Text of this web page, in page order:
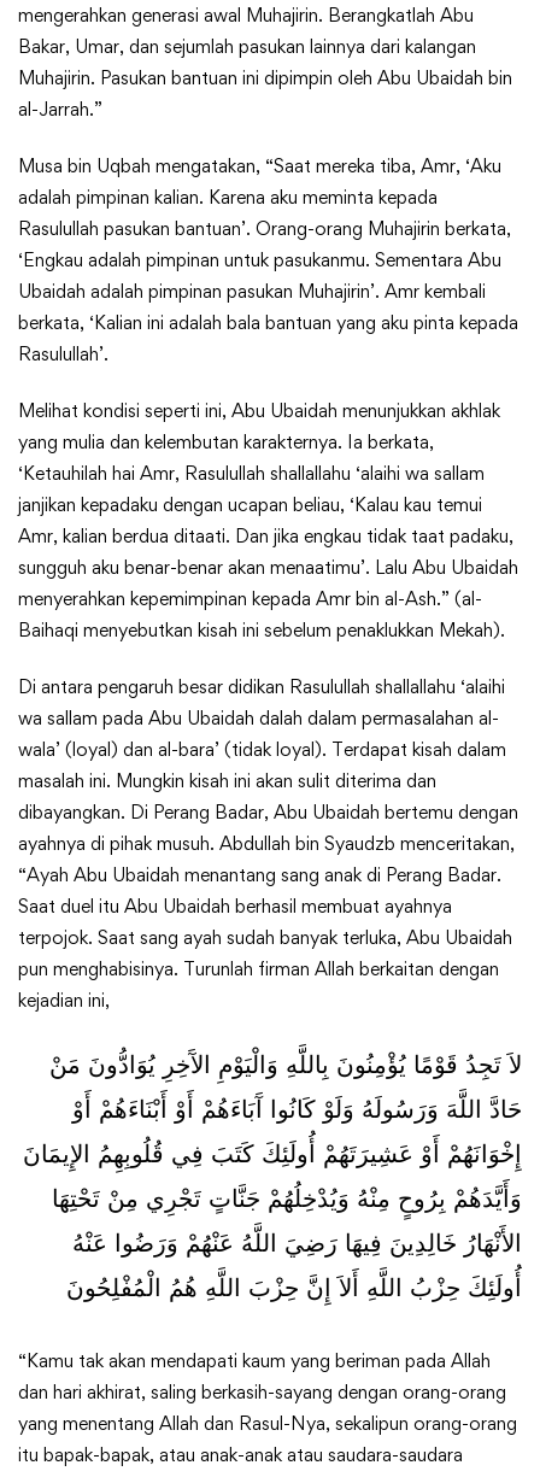
mengerahkan generasi awal Muhajirin. Berangkatlah Abu
Bakar, Umar, dan sejumlah pasukan lainnya dari kalangan
Muhajirin. Pasukan bantuan ini dipimpin oleh Abu Ubaidah bin
al-Jarrah.”
Musa bin Uqbah mengatakan, “Saat mereka tiba, Amr, ‘Aku
adalah pimpinan kalian. Karena aku meminta kepada
Rasulullah pasukan bantuan’. Orang-orang Muhajirin berkata,
‘Engkau adalah pimpinan untuk pasukanmu. Sementara Abu
Ubaidah adalah pimpinan pasukan Muhajirin’. Amr kembali
berkata, ‘Kalian ini adalah bala bantuan yang aku pinta kepada
Rasulullah’.
Melihat kondisi seperti ini, Abu Ubaidah menunjukkan akhlak
yang mulia dan kelembutan karakternya. Ia berkata,
‘Ketauhilah hai Amr, Rasulullah shallallahu ‘alaihi wa sallam
janjikan kepadaku dengan ucapan beliau, ‘Kalau kau temui
Amr, kalian berdua ditaati. Dan jika engkau tidak taat padaku,
sungguh aku benar-benar akan menaatimu’. Lalu Abu Ubaidah
menyerahkan kepemimpinan kepada Amr bin al-Ash.” (al-
Baihaqi menyebutkan kisah ini sebelum penaklukkan Mekah).
Di antara pengaruh besar didikan Rasulullah shallallahu ‘alaihi
wa sallam pada Abu Ubaidah dalah dalam permasalahan al-
wala’ (loyal) dan al-bara’ (tidak loyal). Terdapat kisah dalam
masalah ini. Mungkin kisah ini akan sulit diterima dan
dibayangkan. Di Perang Badar, Abu Ubaidah bertemu dengan
ayahnya di pihak musuh. Abdullah bin Syaudzb menceritakan,
“Ayah Abu Ubaidah menantang sang anak di Perang Badar.
Saat duel itu Abu Ubaidah berhasil membuat ayahnya
terpojok. Saat sang ayah sudah banyak terluka, Abu Ubaidah
pun menghabisinya. Turunlah firman Allah berkaitan dengan
kejadian ini,
لاَ تَجِدُ قَوْمًا يُؤْمِنُونَ بِاللَّهِ وَالْيَوْمِ الآَخِرِ يُوَادُّونَ مَنْ
حَادَّ اللَّهَ وَرَسُولَهُ وَلَوْ كَانُوا آَبَاءَهُمْ أَوْ أَبْنَاءَهُمْ أَوْ
إِخْوَانَهُمْ أَوْ عَشِيرَتَهُمْ أُولَئِكَ كَتَبَ فِي قُلُوبِهِمُ الإِيمَانَ
وَأَيَّدَهُمْ بِرُوحٍ مِنْهُ وَيُدْخِلُهُمْ جَنَّاتٍ تَجْرِي مِنْ تَحْتِهَا
الأَنْهَارُ خَالِدِينَ فِيهَا رَضِيَ اللَّهُ عَنْهُمْ وَرَضُوا عَنْهُ
أُولَئِكَ حِزْبُ اللَّهِ أَلاَ إِنَّ حِزْبَ اللَّهِ هُمُ الْمُفْلِحُونَ
“Kamu tak akan mendapati kaum yang beriman pada Allah
dan hari akhirat, saling berkasih-sayang dengan orang-orang
yang menentang Allah dan Rasul-Nya, sekalipun orang-orang
itu bapak-bapak, atau anak-anak atau saudara-saudara